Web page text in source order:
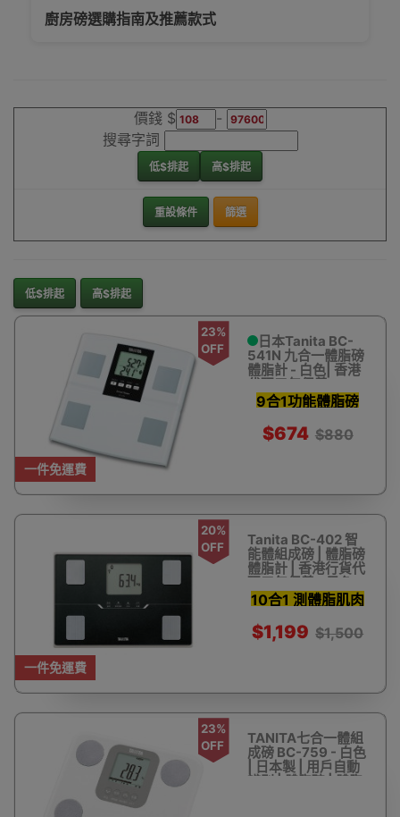
價錢 $
-
搜尋字詞
低$排起 高$排起
重設條件 篩選
低$排起 高$排起
一件免運費
23%
OFF
日本Tanita BC-
541N 九合一體脂磅
體脂計 - 白色| 香港
代理三年保養
9合1功能體脂磅
$674 $880
一件免運費
20%
OFF
Tanita BC-402 智
能體組成磅 | 體脂磅
體脂計 | 香港行貨代
理三年保養 - 黑色
10合1 測體脂肌肉
多功能 手機APP
睇記錄
$1,199 $1,500
23%
OFF
TANITA七合一體組
成磅 BC-759 - 白色
| 日本製 | 用戶自動
辨別 | 體脂磅 | 體脂